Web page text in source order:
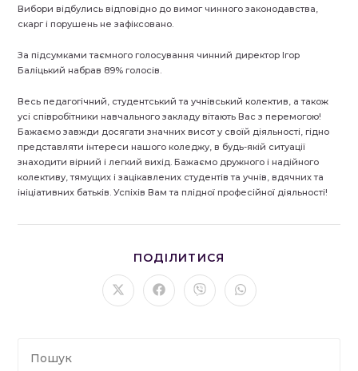
Вибори відбулись відповідно до вимог чинного законодавства,
скарг і порушень не зафіксовано.
За підсумками таємного голосування чинний директор Ігор
Баліцький набрав 89% голосів.
Весь педагогічний, студентський та учнівський колектив, а також
усі співробітники навчального закладу вітають Вас з перемогою!
Бажаємо завжди досягати значних висот у своїй діяльності, гідно
представляти інтереси нашого коледжу, в будь-якій ситуації
знаходити вірний і легкий вихід. Бажаємо дружного і надійного
колективу, тямущих і зацікавлених студентів та учнів, вдячних та
ініціативних батьків. Успіхів Вам та плідної професійної діяльності!
ПОДІЛИТИСЯ
ЦИМ
ВМІСТОМ
Відкрити
в
Відкрити
в
Відкрити
в
Відкрити
в